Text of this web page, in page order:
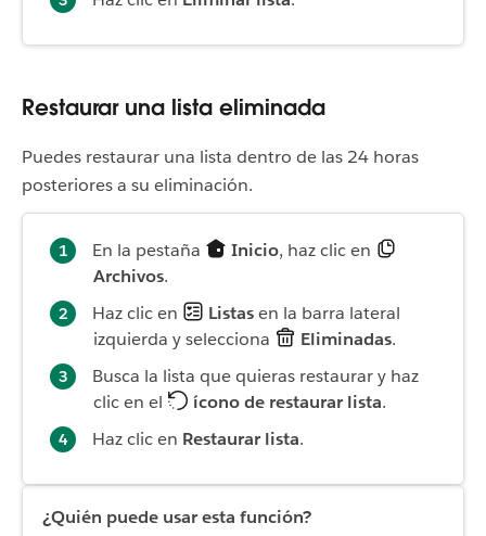
Restaurar una lista eliminada
Puedes restaurar una lista dentro de las 24 horas
posteriores a su eliminación.
En la pestaña Inicio, haz clic en
Archivos.
Haz clic en
Listasen la barra lateral
izquierda y selecciona
Eliminadas.
Busca la lista que quieras restaurar y haz
clic en el
ícono de restaurar lista.
Haz clic en Restaurar lista.
¿Quién puede usar esta función?